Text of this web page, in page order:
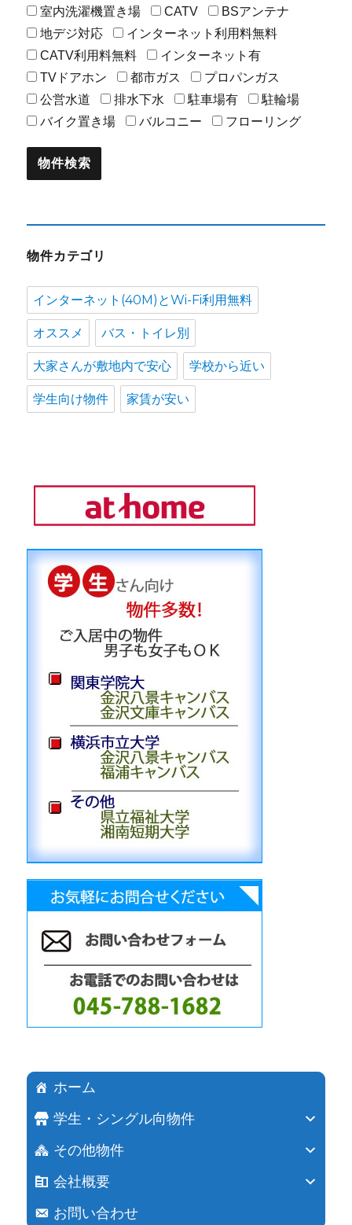
室内洗濯機置き場
CATV
BSアンテナ
地デジ対応
インターネット利用料無料
CATV利用料無料
インターネット有
TVドアホン
都市ガス
プロパンガス
公営水道
排水下水 駐車場有
駐輪場
バイク置き場
バルコニー フローリング
物件カテゴリ
インターネット(40M)とWi-Fi利用無料
オススメ バス・トイレ別
大家さんが敷地内で安心 学校から近い
学生向け物件 家賃が安い
ホーム
学生・シングル向物件
その他物件
会社概要
お問い合わせ